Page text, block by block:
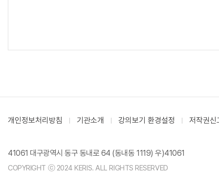
개인정보처리방침 기관소개 강의보기 환경설정 저작권신
41061 대구광역시 동구 동내로 64 (동내동 1119) 우)41061
COPYRIGHT ⓒ 2024 KERIS. ALL RIGHTS RESERVED